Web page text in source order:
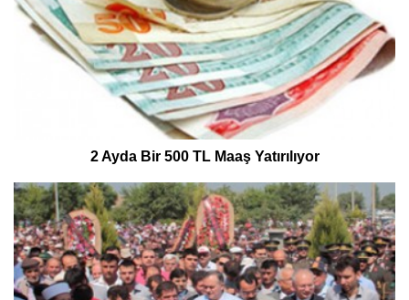
2 Ayda Bir 500 TL Maaş Yatırılıyor